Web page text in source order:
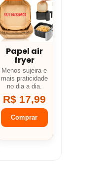
Papel air
fryer
Menos sujeira e
mais praticidade
no dia a dia.
R$ 17,99
Comprar